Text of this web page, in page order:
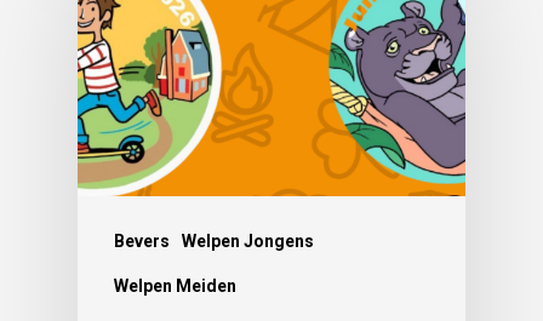
Bevers Welpen Jongens
Welpen Meiden